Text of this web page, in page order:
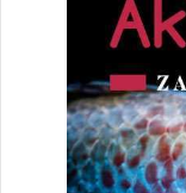
W
nie trwa
niż kilka